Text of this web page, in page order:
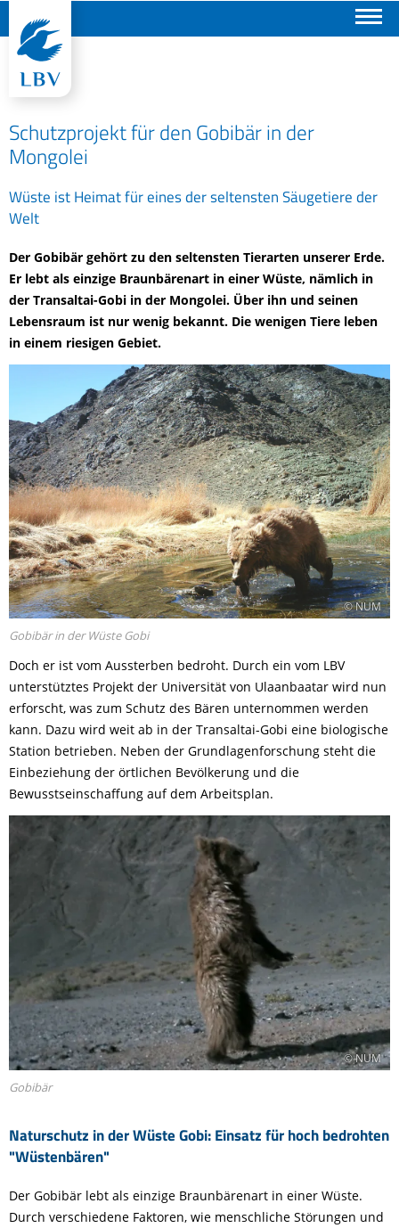
Schutzprojekt für den Gobibär in der
Mongolei
Wüste ist Heimat für eines der seltensten Säugetiere der
Welt
Der Gobibär gehört zu den seltensten Tierarten unserer Erde.
Er lebt als einzige Braunbärenart in einer Wüste, nämlich in
der Transaltai-Gobi in der Mongolei. Über ihn und seinen
Lebensraum ist nur wenig bekannt. Die wenigen Tiere leben
in einem riesigen Gebiet.
© NUM
Gobibär in der Wüste Gobi
Doch er ist vom Aussterben bedroht. Durch ein vom LBV
unterstütztes Projekt der Universität von Ulaanbaatar wird nun
erforscht, was zum Schutz des Bären unternommen werden
kann. Dazu wird weit ab in der Transaltai-Gobi eine biologische
Station betrieben. Neben der Grundlagenforschung steht die
Einbeziehung der örtlichen Bevölkerung und die
Bewusstseinschaffung auf dem Arbeitsplan.
Naturschutz in der Wüste Gobi: Einsatz für hoch bedrohten
"Wüstenbären"
© NUM
Gobibär
Der Gobibär lebt als einzige Braunbärenart in einer Wüste.
Durch verschiedene Faktoren, wie menschliche Störungen und